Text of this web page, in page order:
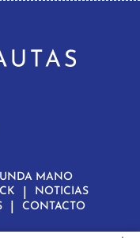
MANO
NOTICIAS
CONTACTO